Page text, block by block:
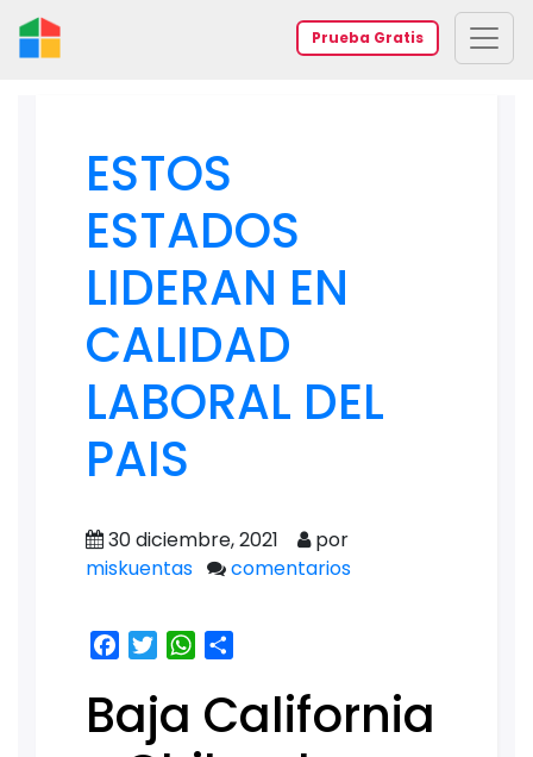
Prueba Gratis
ESTOS
ESTADOS
LIDERAN EN
CALIDAD
LABORAL DEL
PAIS
30 diciembre, 2021
por
miskuentas
comentarios
Facebook
TwitterWhatsApp
Baja California